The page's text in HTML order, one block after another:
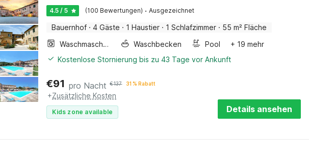
4.5 / 5 (100 Bewertungen) · Ausgezeichnet
Bauernhof · 4 Gäste · 1 Haustier · 1 Schlafzimmer · 55 m² Fläche
Waschmaschine
Waschbecken Pool
+ 19 mehr
Kostenlose Stornierung bis zu 43 Tage vor Ankunft
€91 pro Nacht €137 31 % Rabatt
+Zusätzliche Kosten
Kids zone available Details ansehen